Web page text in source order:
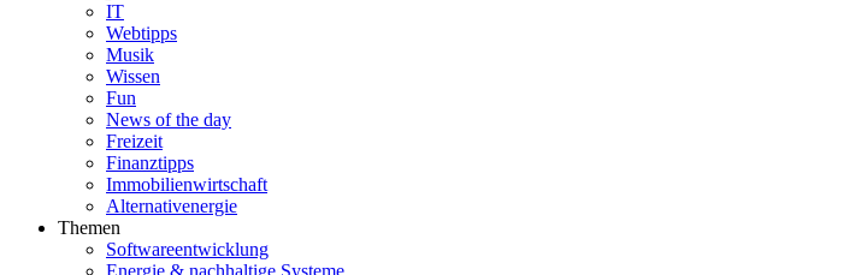
IT
Webtipps
Musik
Wissen
Fun
News of the day
Freizeit
Finanztipps
Immobilienwirtschaft
Alternativenergie
Themen
Softwareentwicklung
Energie & nachhaltige Systeme